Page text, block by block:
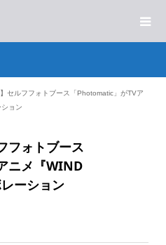
】セルフフォトブース「Photomatic」がTVア
ョン
フォトブース
ニメ『WIND
ーション